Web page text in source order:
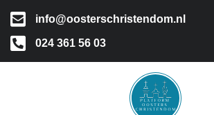
info@oosterschristendom.nl
024 361 56 03